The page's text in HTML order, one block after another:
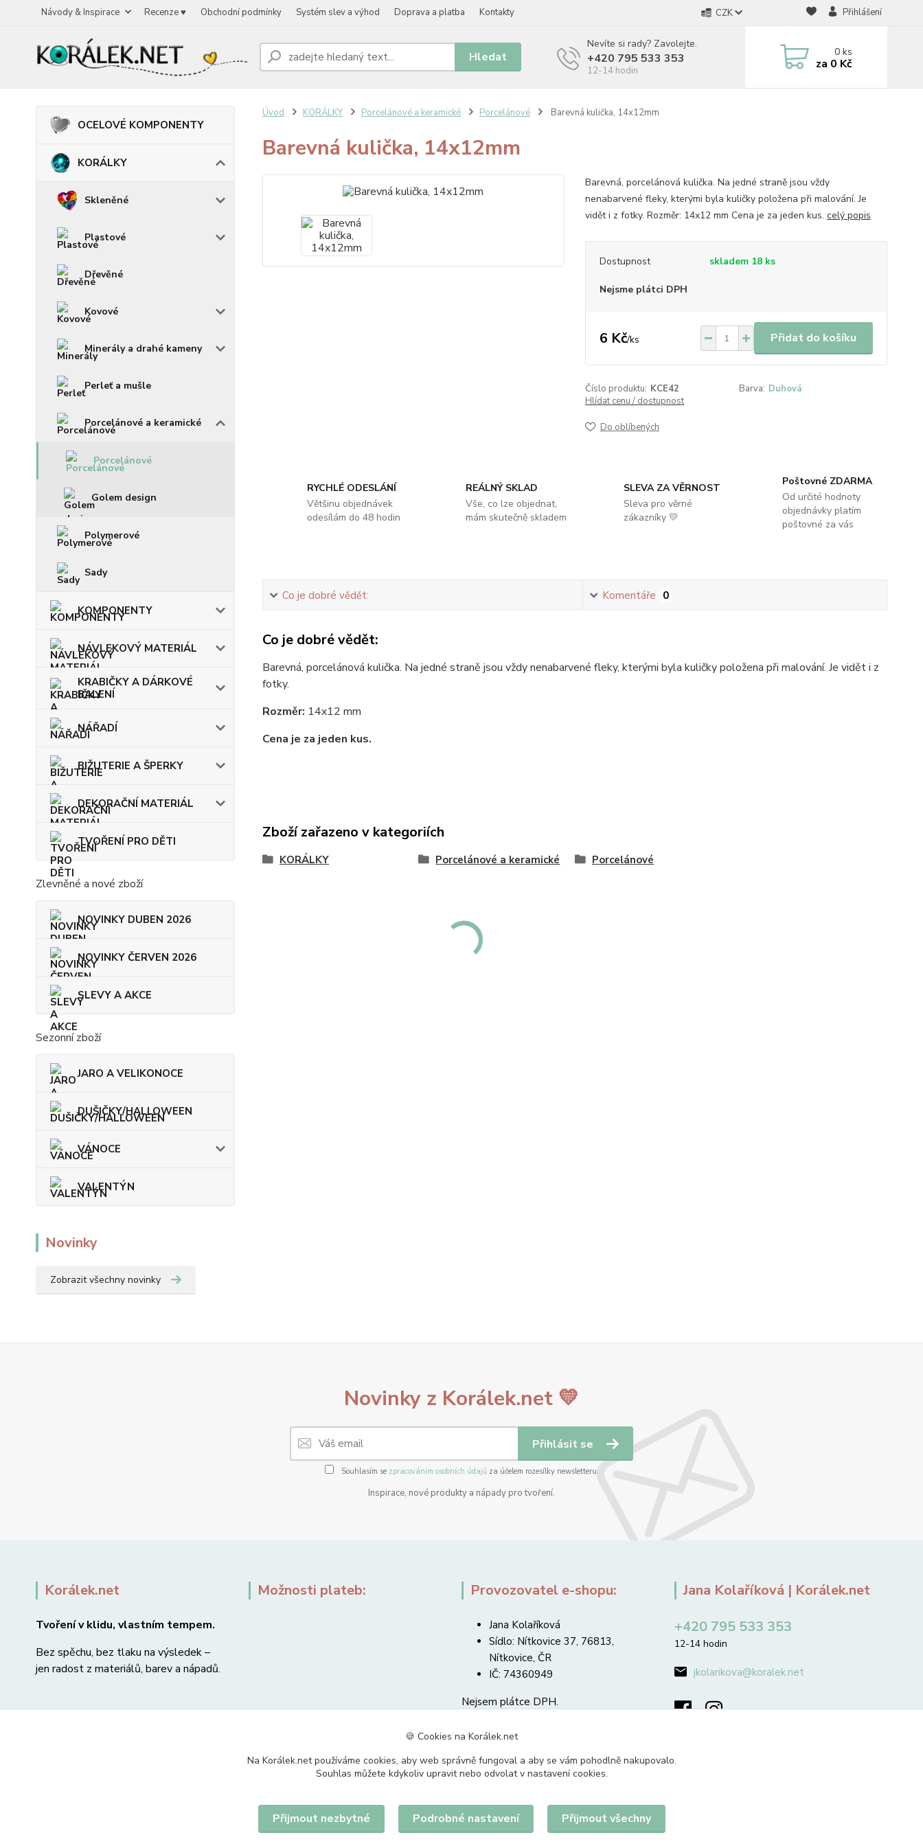
Návody & Inspirace Recenze ♥ Obchodní podmínky Systém slev a výhod Doprava a platba Kontakty CZK Přihlášení
Hledat
Nevíte si rady? Zavolejte.
+420 795 533 353
12-14 hodin
0ks
za 0 Kč
OCELOVÉ KOMPONENTY
KORÁLKY
Skleněné
Plastové
Dřevěné
Kovové
Minerály a drahé kameny
Perleť a mušle
Porcelánové a keramické
Porcelánové
Golem design
Polymerové
Sady
KOMPONENTY
NÁVLEKOVÝ MATERIÁL
KRABIČKY A DÁRKOVÉ
BALENÍ
NÁŘADÍ
BIŽUTERIE A ŠPERKY
DEKORAČNÍ MATERIÁL
TVOŘENÍ PRO DĚTI
Zlevněné a nové zboží
NOVINKY DUBEN 2026
NOVINKY ČERVEN 2026
SLEVY A AKCE
Sezonní zboží
JARO A VELIKONOCE
DUŠIČKY/HALLOWEEN
VÁNOCE
VALENTÝN
Novinky
Zobrazit všechny novinky
Úvod KORÁLKY Porcelánové a keramické Porcelánové Barevná kulička, 14x12mm
Barevná kulička, 14x12mm
Barevná, porcelánová kulička. Na jedné straně jsou vždy
nenabarvené fleky, kterými byla kuličky položena při malování. Je
vidět i z fotky. Rozměr: 14x12 mm Cena je za jeden kus. celý popis
Dostupnost skladem 18 ks
Nejsme plátci DPH
6 Kč/ks Přidat do košíku
Číslo produktu: KCE42 Barva: Duhová
Hlídat cenu / dostupnost
Do oblíbených
RYCHLÉ ODESLÁNÍ
Většinu objednávek
odesílám do 48 hodin
REÁLNÝ SKLAD
Vše, co lze objednat,
mám skutečně skladem
SLEVA ZA VĚRNOST
Sleva pro věrné
zákazníky 💛
Poštovné ZDARMA
Od určité hodnoty
objednávky platím
poštovné za vás
Co je dobré vědět: Komentáře 0
Co je dobré vědět:
Barevná, porcelánová kulička. Na jedné straně jsou vždy nenabarvené fleky, kterými byla kuličky položena při malování. Je vidět i z
fotky.
Rozměr: 14x12 mm
Cena je za jeden kus.
Zboží zařazeno v kategoriích
KORÁLKY Porcelánové a keramické Porcelánové
Novinky z Korálek.net 💛
Přihlásit se
Souhlasím se zpracováním osobních údajůza účelem rozesílky newsletteru.
Inspirace, nové produkty a nápady pro tvoření.
Korálek.net
Tvoření v klidu, vlastním tempem.
Bez spěchu, bez tlaku na výsledek –
jen radost z materiálů, barev a nápadů.
Možnosti plateb: Provozovatel e-shopu:
Jana Kolaříková
Sídlo: Nítkovice 37, 76813,
Nítkovice, ČR
IČ: 74360949
Nejsem plátce DPH.
Jana Kolaříková | Korálek.net
+420 795 533 353
12-14 hodin
jkolarikova@koralek.net
🍪 Cookies na Korálek.net
Na Korálek.net používáme cookies, aby web správně fungoval a aby se vám pohodlně nakupovalo.
Souhlas můžete kdykoliv upravit nebo odvolat v nastavení cookies.
Přijmout nezbytné Podrobné nastavení Přijmout všechny